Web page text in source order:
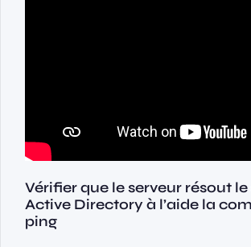
Vérifier que le serveur résout
Active Directory à l’aide la
ping